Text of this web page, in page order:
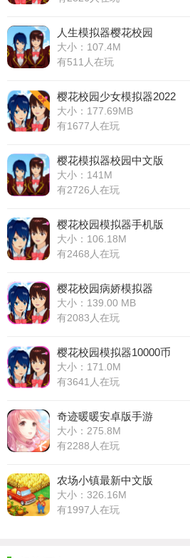
人生模拟器樱花校园
大小：107.4M
有511人在玩
樱花校园少女模拟器2022
大小：177.69MB
有1677人在玩
樱花模拟器校园中文版
大小：141M
有2726人在玩
樱花校园模拟器手机版
大小：106.18M
有2468人在玩
樱花校园病娇模拟器
大小：139.00 MB
有2083人在玩
樱花校园模拟器10000币
大小：171.0M
有3641人在玩
奇迹暖暖安卓版手游
大小：275.8M
有2288人在玩
农场小镇最新中文版
大小：326.16M
有1997人在玩